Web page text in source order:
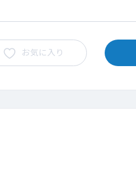
お気に入り